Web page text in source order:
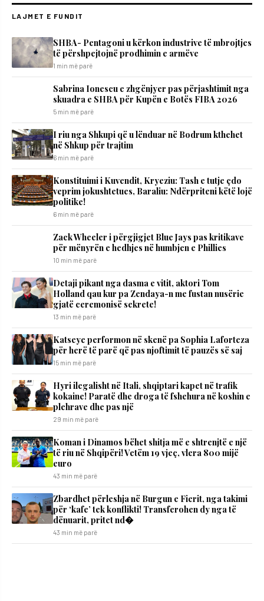
LAJMET E FUNDIT
SHBA- Pentagoni u kërkon industrive të mbrojtjes
të përshpejtojnë prodhimin e armëve
1 min më parë
Sabrina Ionescu e zhgënjyer pas përjashtimit nga
skuadra e SHBA për Kupën e Botës FIBA 2026
5 min më parë
I riu nga Shkupi që u lënduar në Bodrum kthehet
në Shkup për trajtim
6 min më parë
​Konstituimi i Kuvendit, Kryeziu: Tash e tutje çdo
veprim jokushtetues, Baraliu: Ndërpriteni këtë lojë
politike!
6 min më parë
Zack Wheeler i përgjigjet Blue Jays pas kritikave
për mënyrën e hedhjes në humbjen e Phillies
10 min më parë
Detaji pikant nga dasma e vitit, aktori Tom
Holland qau kur pa Zendaya-n me fustan nusërie
gjatë ceremonisë sekrete!
13 min më parë
Katseye performon në skenë pa Sophia Laforteza
për herë të parë që pas njoftimit të pauzës së saj
15 min më parë
Hyri ilegalisht në Itali, shqiptari kapet në trafik
kokaine! Paratë dhe droga të fshehura në koshin e
plehrave dhe pas një
29 min më parë
Koman i Dinamos bëhet shitja më e shtrenjtë e një
të riu në Shqipëri! Vetëm 19 vjeç, vlera 800 mijë
euro
43 min më parë
Zbardhet përleshja në Burgun e Fierit, nga takimi
për ‘kafe’ tek konflikti! Transferohen dy nga të
dënuarit, pritet nd�
43 min më parë